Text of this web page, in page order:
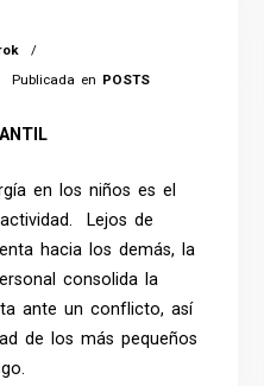
Publicada en POSTS
en los niños es el
Lejos de
hacia los demás, la
consolida la
ante un conflicto, así
de los más pequeños